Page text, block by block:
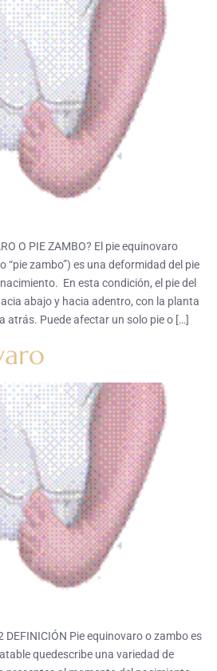
O PIE ZAMBO? El pie equinovaro
zambo”) es una deformidad del pie
En esta condición, el pie del
abajo y hacia adentro, con la planta
atrás. Puede afectar un solo pie o […]
DEFINICIÓN Pie equinovaro o zambo es
quedescribe una variedad de